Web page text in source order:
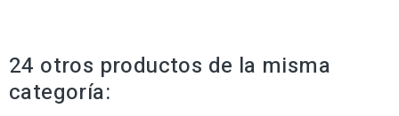
24 otros productos de la misma
categoría: